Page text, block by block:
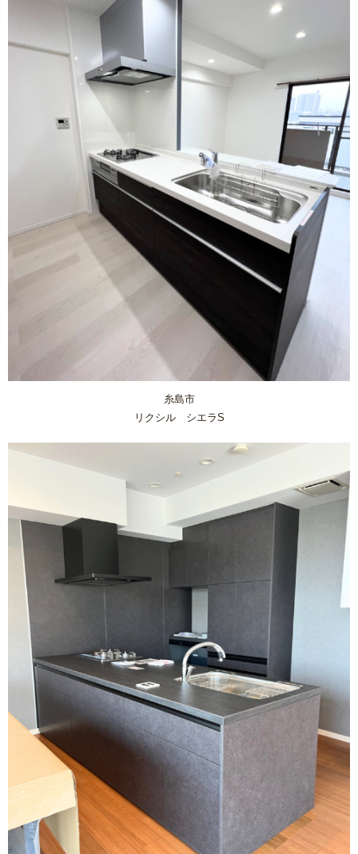
福岡でリフォーム協力業者を募集しています！
福岡市リフォーム補助金情報｜2025年住宅省エネキャンペー
NEWS & TOPICS
リフォームコラム
糸島市
リクシル シエラS